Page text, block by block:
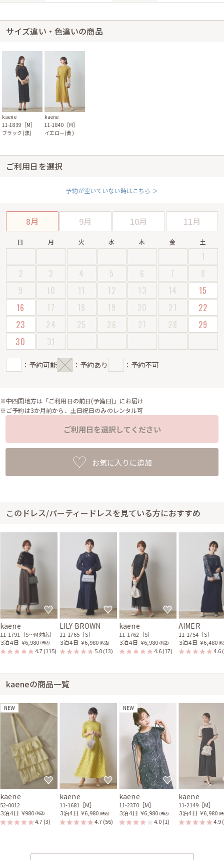
サイズ違い・色違いの商品
kaene
11-1839［M］
ブラック(黒)
kaene
11-1840［M］
イエロー(黄)
ご利用日を選択
予約が空いていない時はこちら ＞
8月 9月 10月 11月
日 月 火 水 木 金 土
1
2
3 4 5 6 7
8
9
10 11 12 13 14
15
16
17 18 19 20 21
22
23
24 25 26 27 28
29
30
31
：予約可能 ：予約あり ：予約不可
※中四国地方は「ご利用日の前日(予備日)」にお届け
※ご予約は3か月前から、土日祝日のみのレンタル可
ご利用日を選択してください
お気に入りに追加
このドレス/パーティードレスを見ている方におすすめ
kaene
11-1791［S〜M対応］
３泊４日 ￥6,980 (税込)
4.7(115)
LILY BROWN
11-1765［S］
３泊４日 ￥6,980 (税込)
5.0(13)
kaene
11-1762［S］
３泊４日 ￥6,980 (税込)
4.6(17)
AIMER
11-1754［S］
３泊４日 ￥6,480 (
4.6
kaeneの商品一覧
NEW
kaene
52-0012
３泊４日 ￥980 (税込)
4.7(3)
kaene
11-1681［M］
３泊４日 ￥6,980 (税込)
4.7(56)
NEW
kaene
11-2370［M］
３泊４日 ￥6,980 (税込)
4.0(1)
kaene
11-2149［M］
３泊４日 ￥6,980 (
4.9